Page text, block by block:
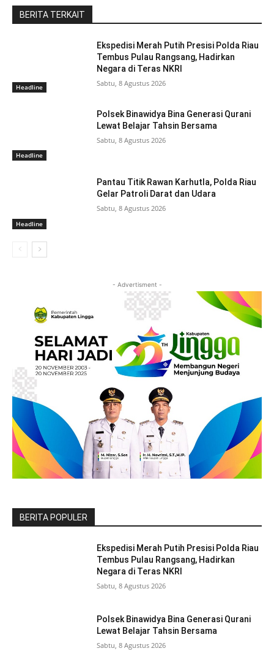
BERITA TERKAIT
Headline
Ekspedisi Merah Putih Presisi Polda Riau
Tembus Pulau Rangsang, Hadirkan
Negara di Teras NKRI
Sabtu, 8 Agustus 2026
Headline
Polsek Binawidya Bina Generasi Qurani
Lewat Belajar Tahsin Bersama
Sabtu, 8 Agustus 2026
Headline
Pantau Titik Rawan Karhutla, Polda Riau
Gelar Patroli Darat dan Udara
Sabtu, 8 Agustus 2026
- Advertisment -
BERITA POPULER
Ekspedisi Merah Putih Presisi Polda Riau
Tembus Pulau Rangsang, Hadirkan
Negara di Teras NKRI
Sabtu, 8 Agustus 2026
Polsek Binawidya Bina Generasi Qurani
Lewat Belajar Tahsin Bersama
Sabtu, 8 Agustus 2026